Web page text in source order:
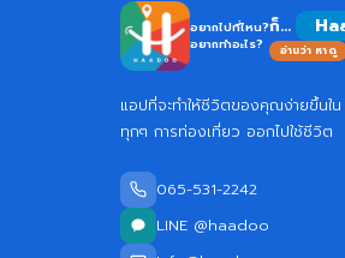
อยากไปที่ไหน?
อยากทำอะไร?
ก็... Ha
อ่านว่า หาดู
แอปที่จะทำให้ชีวิตของคุณง่ายขึ้นใน
ทุกๆ การท่องเที่ยว ออกไปใช้ชีวิต
065-531-2242
LINE @haadoo